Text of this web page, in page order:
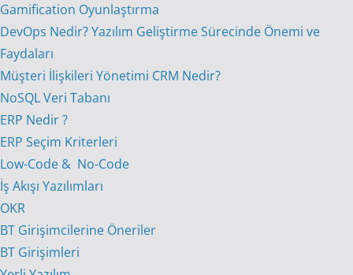
Gamification Oyunlaştırma
DevOps Nedir? Yazılım Geliştirme Sürecinde Önemi ve
Faydaları
Müşteri İlişkileri Yönetimi CRM Nedir?
NoSQL Veri Tabanı
ERP Nedir ?
ERP Seçim Kriterleri
Low-Code & No-Code
İş Akışı Yazılımları
OKR
BT Girişimcilerine Öneriler
BT Girişimleri